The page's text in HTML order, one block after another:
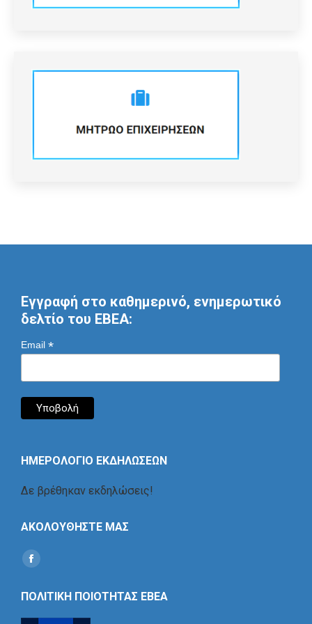
Εγγραφή στο καθημερινό, ενημερωτικό
δελτίο του ΕΒΕΑ:
Email *
ΗΜΕΡΟΛΟΓΙΟ ΕΚΔΗΛΩΣΕΩΝ
Δε βρέθηκαν εκδηλώσεις!
ΑΚΟΛΟΥΘΗΣΤΕ ΜΑΣ
Find us on:
Social
ΠΟΛΙΤΙΚΗ ΠΟΙΟΤΗΤΑΣ ΕΒΕΑ